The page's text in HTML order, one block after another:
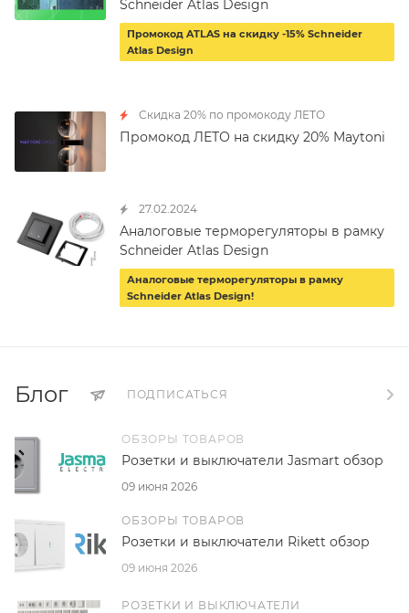
Schneider Atlas Design
Промокод ATLAS на скидку -15% Schneider
Atlas Design
Скидка 20% по промокоду ЛЕТО
Промокод ЛЕТО на скидку 20% Maytoni
27.02.2024
Аналоговые терморегуляторы в рамку
Schneider Atlas Design
Аналоговые терморегуляторы в рамку
Schneider Atlas Design!
Блог ПОДПИСАТЬСЯ
ОБЗОРЫ ТОВАРОВ
09 июня 2026
Розетки и выключатели Jasmart обзор
ОБЗОРЫ ТОВАРОВ
09 июня 2026
Розетки и выключатели Rikett обзор
РОЗЕТКИ И ВЫКЛЮЧАТЕЛИ